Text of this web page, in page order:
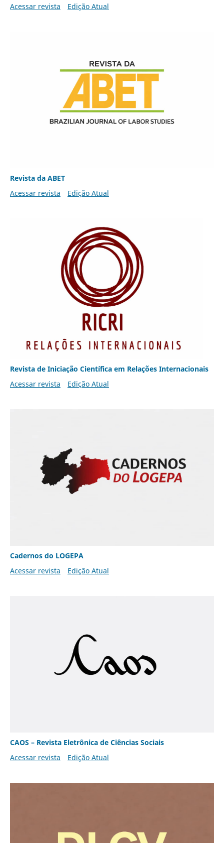
Acessar revista Edição Atual
Revista da ABET
Acessar revista
Edição Atual
Revista de Iniciação Científica em Relações Internacionais
Acessar revista
Edição Atual
Cadernos do LOGEPA
Acessar revista
Edição Atual
CAOS – Revista Eletrônica de Ciências Sociais
Acessar revista
Edição Atual